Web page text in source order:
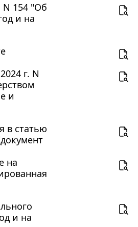
N 154 "Об
и на
г. N
и
в статью
на
и на